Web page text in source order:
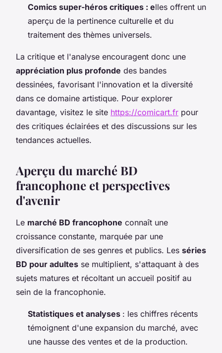
Comics super-héros critiques : elles offrent un
aperçu de la pertinence culturelle et du
traitement des thèmes universels.
La critique et l'analyse encouragent donc une
appréciation plus profonde des bandes
dessinées, favorisant l'innovation et la diversité
dans ce domaine artistique. Pour explorer
davantage, visitez le site https://comicart.fr pour
des critiques éclairées et des discussions sur les
tendances actuelles.
Aperçu du marché BD
francophone et perspectives
d'avenir
Le marché BD francophone connaît une
croissance constante, marquée par une
diversification de ses genres et publics. Les séries
BD pour adultes se multiplient, s'attaquant à des
sujets matures et récoltant un accueil positif au
sein de la francophonie.
Statistiques et analyses : les chiffres récents
témoignent d'une expansion du marché, avec
une hausse des ventes et de la production.